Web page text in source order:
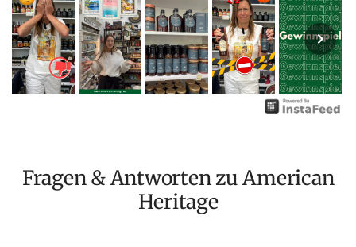
Fragen & Antworten zu American
Heritage